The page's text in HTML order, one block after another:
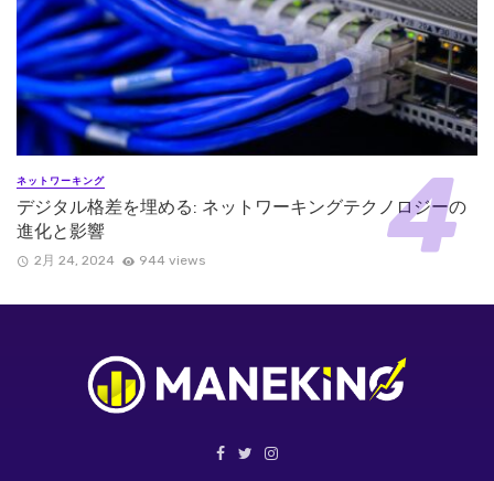
ネットワーキング
デジタル格差を埋める: ネットワーキングテクノロジーの
進化と影響
2月 24, 2024 944 views